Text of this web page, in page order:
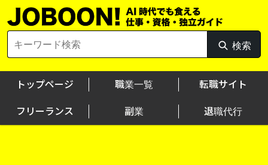
Skip
to
for:
検索
検
索
トップページ 職業一覧 転職サイト
フリーランス 副業 退職代行